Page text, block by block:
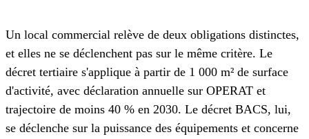
Un local commercial relève de deux obligations distinctes,
et elles ne se déclenchent pas sur le même critère. Le
décret tertiaire s'applique à partir de 1 000 m² de surface
d'activité, avec déclaration annuelle sur OPERAT et
trajectoire de moins 40 % en 2030. Le décret BACS, lui,
se déclenche sur la puissance des équipements et concerne